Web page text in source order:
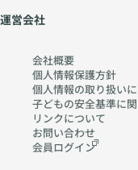
運営会社
会社概要
個人情報保護方針
個人情報の取り扱いに
子どもの安全基準に
リンクについて
お問い合わせ
会員ログイン